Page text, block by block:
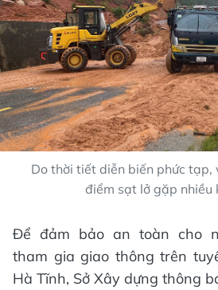
Do thời tiết diễn biến phức tạp,
điểm sạt lở gặp nhiều
Để đảm bảo an toàn cho
tham gia giao thông trên
Hà Tĩnh, Sở Xây dựng thông